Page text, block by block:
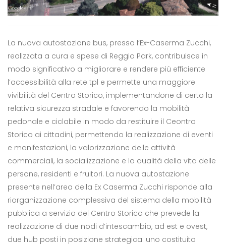
La nuova autostazione bus, presso l’Ex-Caserma Zucchi,
realizzata a cura e spese di Reggio Park, contribuisce in
modo significativo a migliorare e rendere più efficiente
l’accessibilità alla rete tpl e permette una maggiore
vivibilità del Centro Storico, implementandone di certo la
relativa sicurezza stradale e favorendo la mobilità
pedonale e ciclabile in modo da restituire il Ceontro
Storico ai cittadini, permettendo la realizzazione di eventi
e manifestazioni, la valorizzazione delle attività
commerciali, la socializzazione e la qualità della vita delle
persone, residenti e fruitori. La nuova autostazione
presente nell’area della Ex Caserma Zucchi risponde alla
riorganizzazione complessiva del sistema della mobilità
pubblica a servizio del Centro Storico che prevede la
realizzazione di due nodi d’intescambio, ad est e ovest,
due hub posti in posizione strategica: uno costituito